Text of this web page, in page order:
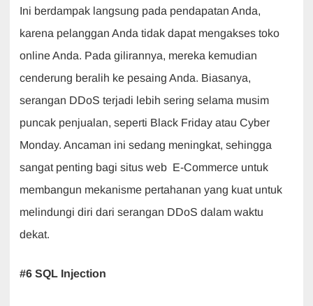
Ini berdampak langsung pada pendapatan Anda,
karena pelanggan Anda tidak dapat mengakses toko
online Anda. Pada gilirannya, mereka kemudian
cenderung beralih ke pesaing Anda. Biasanya,
serangan DDoS terjadi lebih sering selama musim
puncak penjualan, seperti Black Friday atau Cyber
Monday. Ancaman ini sedang meningkat, sehingga
sangat penting bagi situs web E-Commerce untuk
membangun mekanisme pertahanan yang kuat untuk
melindungi diri dari serangan DDoS dalam waktu
dekat.
#6 SQL Injection